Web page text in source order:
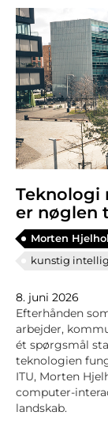
Teknologi
er nøglen
Morten
kunstig
8. juni 2026
Efterhånden
arbejder,
ét spørgsmål
teknologien
ITU, Morten
computer-
landskab.